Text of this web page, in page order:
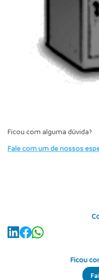
Ficou com alguma dúvida?
Fale com um de nossos
Ficou